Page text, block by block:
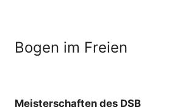
Bogen im Freien
Meisterschaften des DSB